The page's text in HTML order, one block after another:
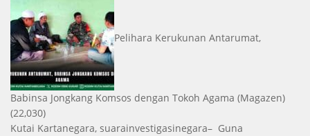
Pelihara Kerukunan Antarumat,
Babinsa Jongkang Komsos dengan Tokoh Agama (Magazen)
(22,030)
Kutai Kartanegara, suarainvestigasinegara– Guna